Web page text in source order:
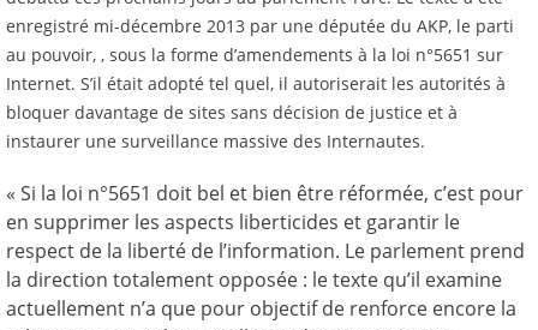
enregistré mi-décembre 2013 par une députée du AKP, le parti
au pouvoir, , sous la forme d’amendements à la loi n°5651 sur
Internet. S’il était adopté tel quel, il autoriserait les autorités à
bloquer davantage de sites sans décision de justice et à
instaurer une surveillance massive des Internautes.
« Si la loi n°5651 doit bel et bien être réformée, c’est pour
en supprimer les aspects liberticides et garantir le
respect de la liberté de l’information. Le parlement prend
la direction totalement opposée : le texte qu’il examine
actuellement n’a que pour objectif de renforce encore la